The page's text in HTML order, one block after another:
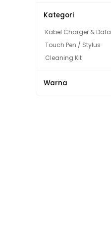
Kategori
Kabel Charger & Data
Touch Pen / Stylus
Cleaning Kit
Warna